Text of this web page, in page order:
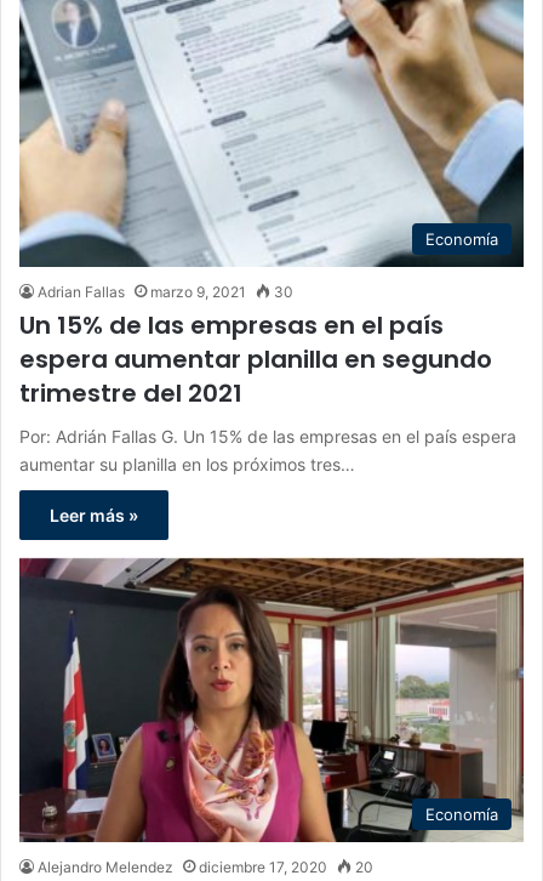
Economía
Adrian Fallas marzo 9, 2021 30
Un 15% de las empresas en el país
espera aumentar planilla en segundo
trimestre del 2021
Por: Adrián Fallas G. Un 15% de las empresas en el país espera
aumentar su planilla en los próximos tres…
Leer más »
Economía
Alejandro Melendez diciembre 17, 2020 20